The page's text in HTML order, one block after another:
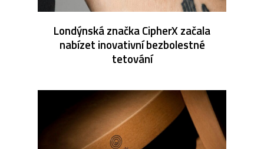
Londýnská značka CipherX začala
nabízet inovativní bezbolestné
tetování